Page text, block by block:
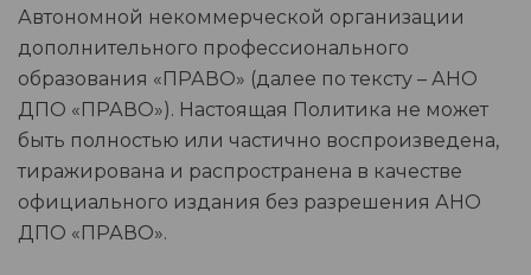
Автономной некоммерческой организации
дополнительного профессионального
образования «ПРАВО» (далее по тексту – АНО
ДПО «ПРАВО»). Настоящая Политика не может
быть полностью или частично воспроизведена,
тиражирована и распространена в качестве
официального издания без разрешения АНО
ДПО «ПРАВО».